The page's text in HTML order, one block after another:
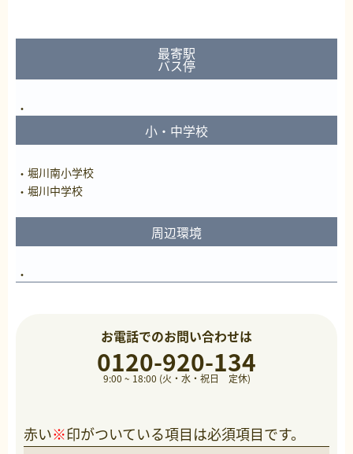
最寄駅
バス停
小・中学校
堀川南小学校
堀川中学校
周辺環境
お電話でのお問い合わせは
0120-920-134
9:00 ~ 18:00 (火・水・祝日 定休)
赤い※印がついている項目は必須項目です。